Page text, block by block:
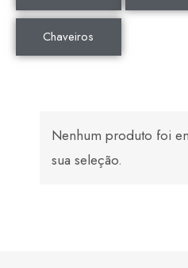
Chaveiros
Nenhum produto foi
sua seleção.